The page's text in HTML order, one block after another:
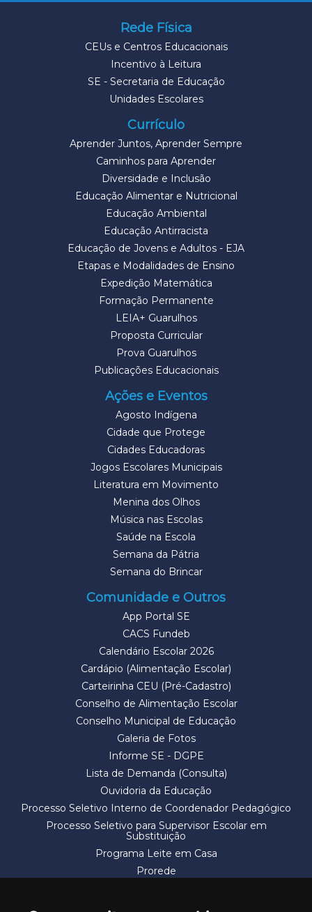
Rede Física
CEUs e Centros Educacionais
Incentivo à Leitura
SE - Secretaria de Educação
Unidades Escolares
Currículo
Aprender Juntos, Aprender Sempre
Caminhos para Aprender
Diversidade e Inclusão
Educação Alimentar e Nutricional
Educação Ambiental
Educação Antirracista
Educação de Jovens e Adultos - EJA
Etapas e Modalidades de Ensino
Expedição Matemática
Formação Permanente
LEIA+ Guarulhos
Proposta Curricular
Prova Guarulhos
Publicações Educacionais
Ações e Eventos
Agosto Indígena
Cidade que Protege
Cidades Educadoras
Jogos Escolares Municipais
Literatura em Movimento
Menina dos Olhos
Música nas Escolas
Saúde na Escola
Semana da Pátria
Semana do Brincar
Comunidade e Outros
App Portal SE
CACS Fundeb
Calendário Escolar 2026
Cardápio (Alimentação Escolar)
Carteirinha CEU (Pré-Cadastro)
Conselho de Alimentação Escolar
Conselho Municipal de Educação
Galeria de Fotos
Informe SE - DGPE
Lista de Demanda (Consulta)
Ouvidoria da Educação
Processo Seletivo Interno de Coordenador Pedagógico
Processo Seletivo para Supervisor Escolar em
Substituição
Programa Leite em Casa
Prorede